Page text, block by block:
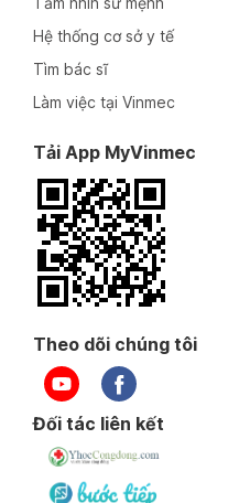
Hệ thống cơ sở y tế
Tìm bác sĩ
Làm việc tại Vinmec
Tải App MyVinmec
Theo dõi chúng tôi
Đối tác liên kết